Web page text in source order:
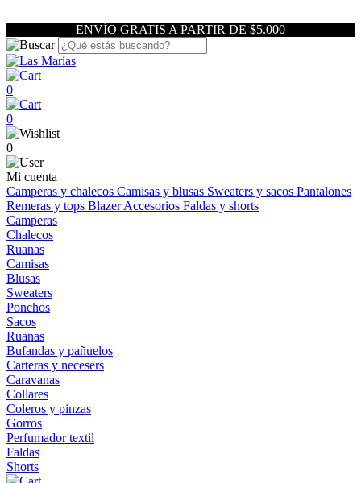
ENVÍO GRATIS A PARTIR DE $5.000
0
0
0
Mi cuenta
Camperas y chalecos Camisas y blusas Sweaters y sacos Pantalones
Remeras y tops BlazerAccesorios Faldas y shorts
Camperas
Chalecos
Ruanas
Camisas
Blusas
Sweaters
Ponchos
Sacos
Ruanas
Bufandas y pañuelos
Carteras y necesers
Caravanas
Collares
Coleros y pinzas
Gorros
Perfumador textil
Faldas
Shorts